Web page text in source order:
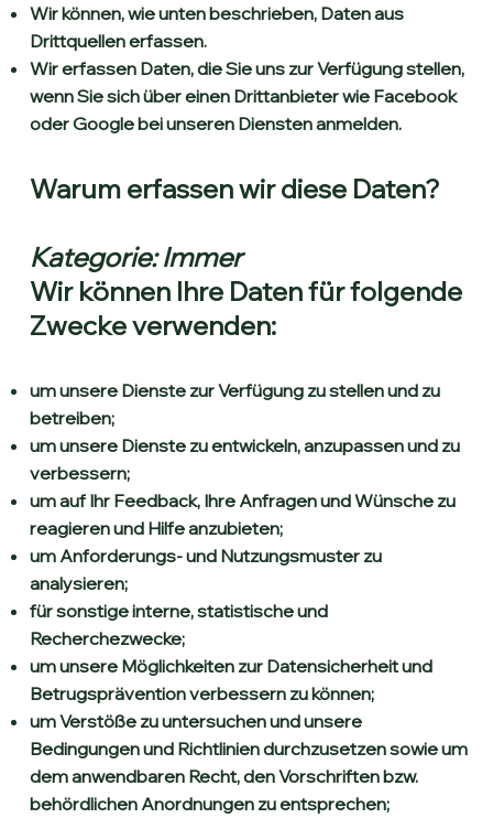
Wir können, wie unten beschrieben, Daten aus
Drittquellen erfassen.
Wir erfassen Daten, die Sie uns zur Verfügung stellen,
wenn Sie sich über einen Drittanbieter wie Facebook
oder Google bei unseren Diensten anmelden.
Warum erfassen wir diese Daten?
Kategorie: Immer
Wir können Ihre Daten für folgende
Zwecke verwenden:
um unsere Dienste zur Verfügung zu stellen und zu
betreiben;
um unsere Dienste zu entwickeln, anzupassen und zu
verbessern;
um auf Ihr Feedback, Ihre Anfragen und Wünsche zu
reagieren und Hilfe anzubieten;
um Anforderungs- und Nutzungsmuster zu
analysieren;
für sonstige interne, statistische und
Recherchezwecke;
um unsere Möglichkeiten zur Datensicherheit und
Betrugsprävention verbessern zu können;
um Verstöße zu untersuchen und unsere
Bedingungen und Richtlinien durchzusetzen sowie um
dem anwendbaren Recht, den Vorschriften bzw.
behördlichen Anordnungen zu entsprechen;